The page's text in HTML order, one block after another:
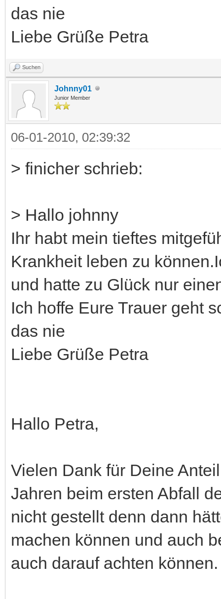
das nie
Liebe Grüße Petra
Suchen
Johnny01
Junior Member
06-01-2010, 02:39:32
> finicher schrieb:
> Hallo johnny
Ihr habt mein tieftes
Krankheit leben zu
und hatte zu Glück nur
Ich hoffe Eure Trauer geht
das nie
Liebe Grüße Petra
Hallo Petra,
Vielen Dank für Deine
Jahren beim ersten Abfall
nicht gestellt denn dann
machen können und auch
auch darauf achten können.